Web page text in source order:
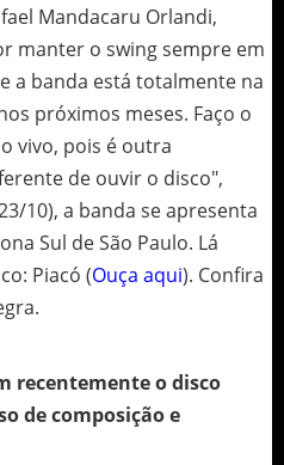
Mandacaru Orlandi,
manter o swing sempre em
a banda está totalmente na
próximos meses. Faço o
vivo, pois é outra
de ouvir o disco",
10), a banda se apresenta
Sul de São Paulo. Lá
Piacó (Ouça aqui). Confira
recentemente o disco
de composição e